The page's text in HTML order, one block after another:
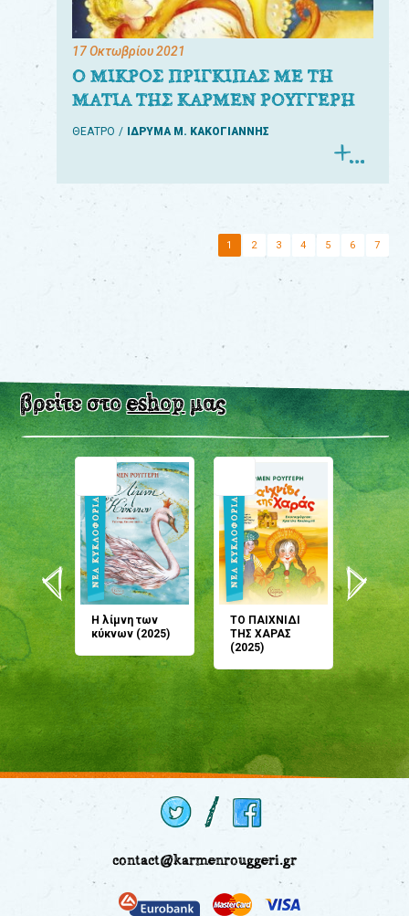
17 Οκτωβρίου 2021
Ο ΜΙΚΡΟΣ ΠΡΙΓΚΙΠΑΣ ΜΕ ΤΗ
ΜΑΤΙΑ ΤΗΣ ΚΑΡΜΕΝ ΡΟΥΓΓΕΡΗ
ΘΕΑΤΡΟ ΙΔΡΥΜΑ Μ. ΚΑΚΟΓΙΑΝΝΗΣ
1 2 3 4 5 6 7
βρείτε στοeshopμας
Η λίμνη των
κύκνων (2025)
ΤΟ ΠΑΙΧΝΙΔΙ
ΤΗΣ ΧΑΡΑΣ
(2025)
μου;
(2024)
contact@karmenrouggeri.gr